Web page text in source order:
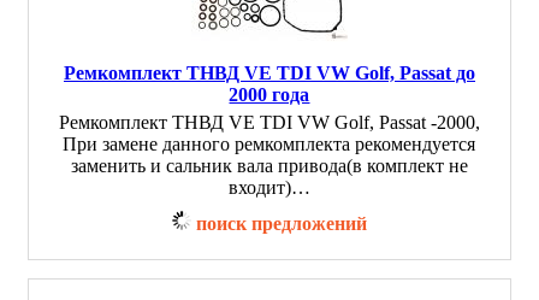
Ремкомплект ТНВД VE TDI VW Golf, Passat до
2000 года
Ремкомплект ТНВД VE TDI VW Golf, Passat -2000,
При замене данного ремкомплекта рекомендуется
заменить и сальник вала привода(в комплект не
входит)…
поиск предложений